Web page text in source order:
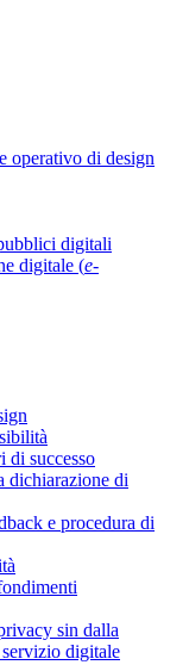
operativo di design
digitali
digitale (e-
di successo
dichiarazione di
e procedura di
sin dalla
digitale